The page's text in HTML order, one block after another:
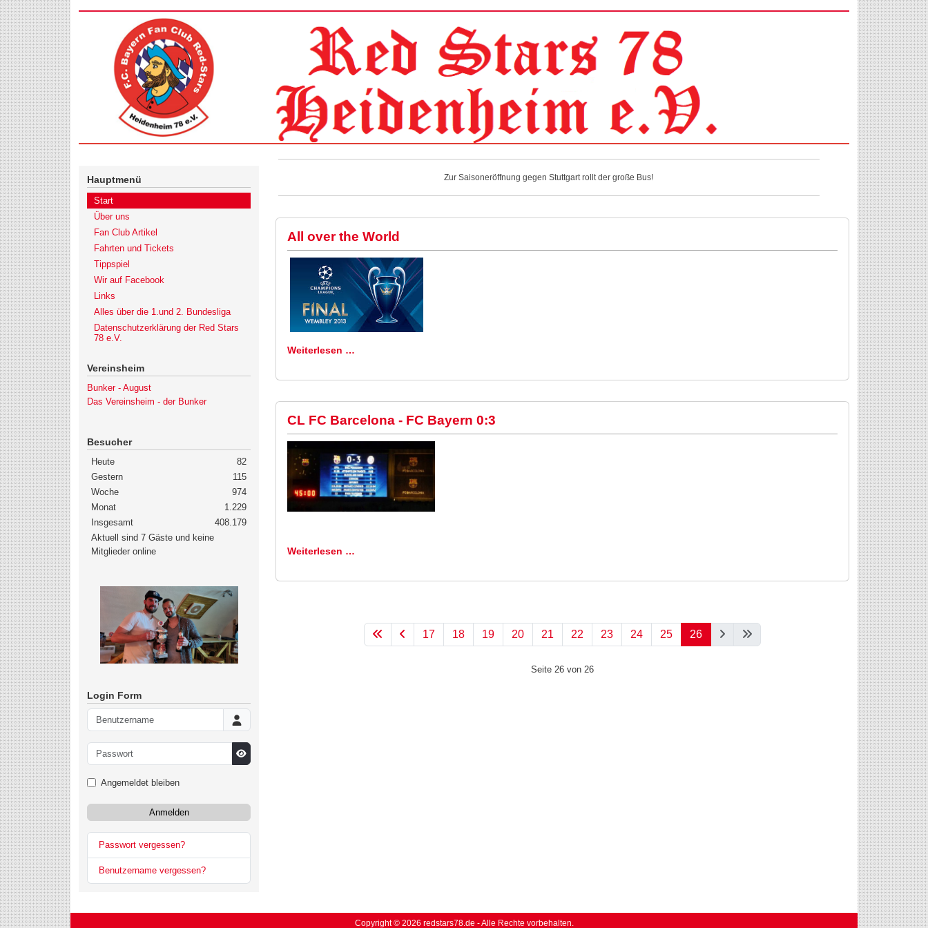
Hauptmenü
Start
Über uns
Fan Club Artikel
Fahrten und Tickets
Tippspiel
Wir auf Facebook
Links
Alles über die 1.und 2. Bundesliga
Datenschutzerklärung der Red Stars
78 e.V.
Vereinsheim
Bunker - August
Das Vereinsheim - der Bunker
Besucher
Heute
82
Gestern
115
Woche
974
Monat
1.229
Insgesamt
408.179
Aktuell sind 7 Gäste und keine
Mitglieder online
Login Form
Benutzername
Passwort
Passwort anzeigen
Angemeldet bleiben
Anmelden
Passwort vergessen?
Benutzername vergessen?
Zur Saisoneröffnung gegen Stuttgart rollt der große Bus!
Zur Saisoneröffnung gegen Stuttgart rollt der große Bus!
All over the World
Weiterlesen …
CL FC Barcelona - FC Bayern 0:3
Weiterlesen …
17 18 19 20 21 22 23 24 25 26
Seite 26 von 26
Copyright © 2026 redstars78.de - Alle Rechte vorbehalten.